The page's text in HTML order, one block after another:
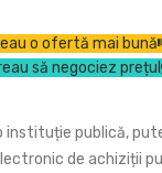
o ofertă mai bună
să negociez prețul
instituție publică,
de achiziții